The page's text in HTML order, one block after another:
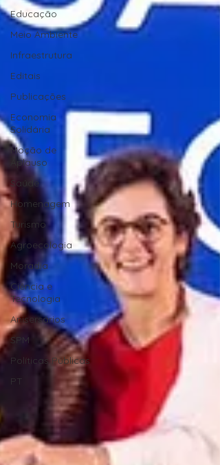
Educação
Meio Ambiente
Infraestrutura
Editais
Publicações
Economia
Solidária
Moção de
Aplauso
Saúde
Homenagem
Turismo
Agroecologia
Moradia
Ciência e
Tecnologia
Anisersários
SPM
Políticas Públicas
PT